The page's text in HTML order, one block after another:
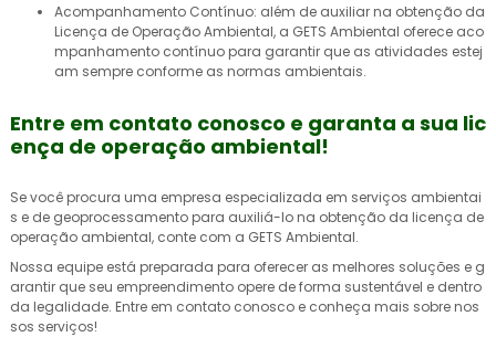
Acompanhamento Contínuo: além de auxiliar na obtenção da
Licença de Operação Ambiental, a GETS Ambiental oferece aco
mpanhamento contínuo para garantir que as atividades estej
am sempre conforme as normas ambientais.
Entre em contato conosco e garanta a sua lic
ença de operação ambiental!
Se você procura uma empresa especializada em serviços ambientai
s e de geoprocessamento para auxiliá-lo na obtenção da licença de
operação ambiental, conte com a GETS Ambiental.
Nossa equipe está preparada para oferecer as melhores soluções e g
arantir que seu empreendimento opere de forma sustentável e dentro
da legalidade. Entre em contato conosco e conheça mais sobre nos
sos serviços!